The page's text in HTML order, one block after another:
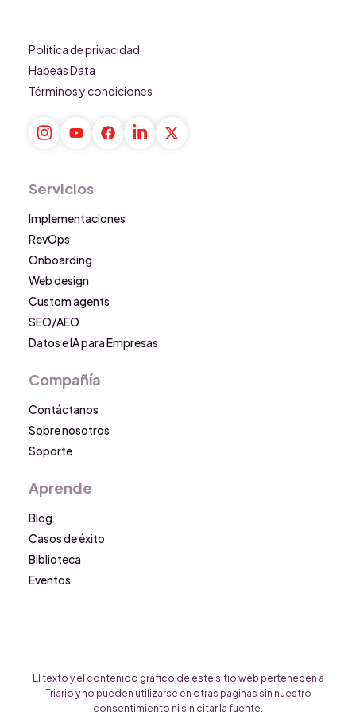
Política de privacidad
Habeas Data
Términos y condiciones
Servicios
Implementaciones
RevOps
Onboarding
Web design
Custom agents
SEO/AEO
Datos e IA para Empresas
Compañía
Contáctanos
Sobre nosotros
Soporte
Aprende
Blog
Casos de éxito
Biblioteca
Eventos
El texto y el contenido gráfico de este sitio web pertenecen a
Triario y no pueden utilizarse en otras páginas sin nuestro
consentimiento ni sin citar la fuente.